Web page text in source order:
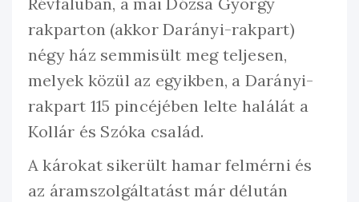
rakparton (akkor Darányi-rakpart)
négy ház semmisült meg teljesen,
melyek közül az egyikben, a Darányi-
rakpart 115 pincéjében lelte halálát a
Kollár és Szóka család.
A károkat sikerült hamar felmérni és
az áramszolgáltatást már délután